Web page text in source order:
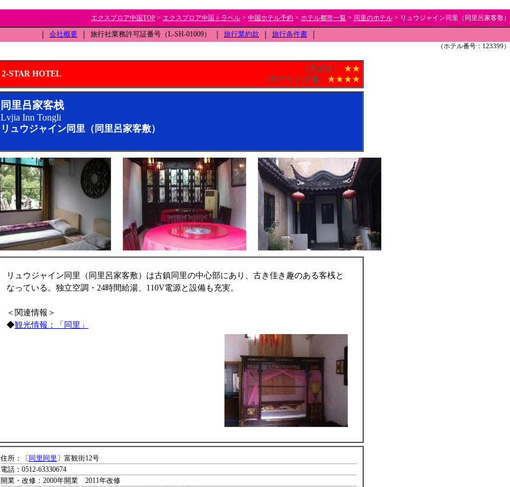
エクスプロア中国TOP > エクスプロア中国トラベル > 中国ホテル予約 > ホテル都市一覧 > 同里のホテル > リュウジャイン同里（同里呂家客敷）
会社概要 旅行社業務許可証番号（L-SH-01009） 旅行業約款 旅行条件書
（ホテル番号：123399）
2-STAR HOTEL
（未認定）
★★
（本サイト評価） ★★★★
同里吕家客栈
Lvjia Inn Tongli
リュウジャイン同里（同里呂家客敷）
リュウジャイン同里（同里呂家客敷）は古鎮同里の中心部にあり、古き佳き趣のある客桟と
なっている。独立空調・24時間給湯、110V電源と設備も充実。
＜関連情報＞
◆観光情報：「同里」
住所：〔 同里同里 〕富観街12号
電話：0512-63330674
開業・改修：2000年開業 2011年改修